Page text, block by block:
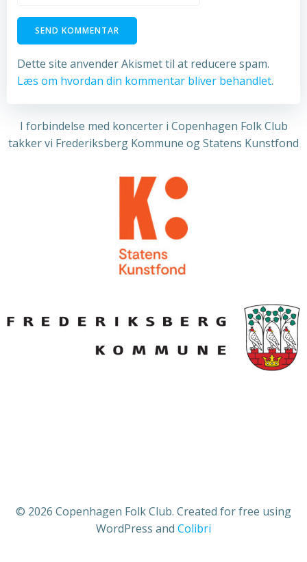
Dette site anvender Akismet til at reducere spam.
Læs om hvordan din kommentar bliver behandlet.
I forbindelse med koncerter i Copenhagen Folk Club
takker vi Frederiksberg Kommune og Statens Kunstfond
© 2026 Copenhagen Folk Club. Created for free using
WordPress and Colibri